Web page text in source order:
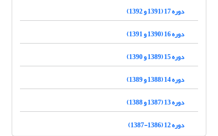
دوره 17 (1391 و 1392)
دوره 16 (1390 و 1391)
دوره 15 (1389 و 1390)
دوره 14 (1388 و 1389)
دوره 13 (1387 و 1388)
دوره 12 (1386-1387)